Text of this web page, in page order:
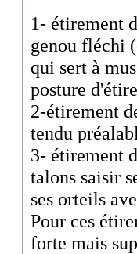
1- étirement
genou fléchi
qui sert à
posture
2-étirement
tendu
3- étirement
talons saisir
ses orteils
Pour ces
forte mais